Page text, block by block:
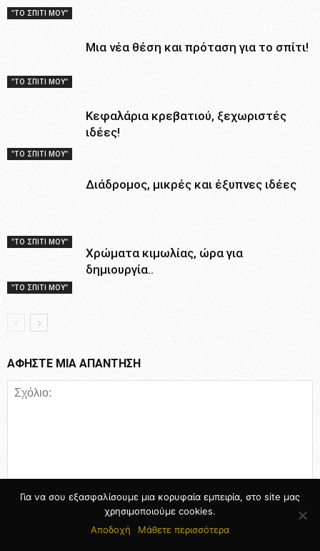
"ΤΟ ΣΠΙΤΙ ΜΟΥ"
"ΤΟ ΣΠΙΤΙ ΜΟΥ"
Μια νέα θέση και πρόταση για το σπίτι!
"ΤΟ ΣΠΙΤΙ ΜΟΥ"
Κεφαλάρια κρεβατιού, ξεχωριστές
ιδέες!
"ΤΟ ΣΠΙΤΙ ΜΟΥ"
Διάδρομος, μικρές και έξυπνες ιδέες
"ΤΟ ΣΠΙΤΙ ΜΟΥ"
Χρώματα κιμωλίας, ώρα για
δημιουργία..
ΑΦΗΣΤΕ ΜΙΑ ΑΠΑΝΤΗΣΗ
Για να σου εξασφαλίσουμε μια κορυφαία εμπειρία, στο site μας
χρησιμοποιούμε cookies.
Αποδοχή
Μάθετε περισσότερα